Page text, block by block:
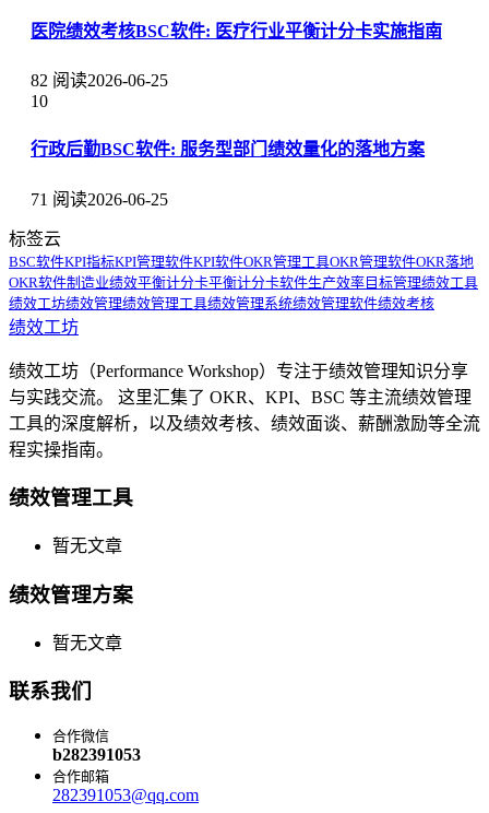
医院绩效考核BSC软件: 医疗行业平衡计分卡实施指南
82 阅读2026-06-25
10
行政后勤BSC软件: 服务型部门绩效量化的落地方案
71 阅读2026-06-25
标签云
BSC软件KPI指标KPI管理软件KPI软件OKR管理工具OKR管理软件OKR落地
OKR软件制造业绩效平衡计分卡平衡计分卡软件生产效率 目标管理绩效工具
绩效工坊绩效管理绩效管理工具绩效管理系统绩效管理软件绩效考核
绩效工坊
绩效工坊（Performance Workshop）专注于绩效管理知识分享
与实践交流。 这里汇集了 OKR、KPI、BSC 等主流绩效管理
工具的深度解析，以及绩效考核、绩效面谈、薪酬激励等全流
程实操指南。
绩效管理工具
暂无文章
绩效管理方案
暂无文章
联系我们
合作微信
b282391053
合作邮箱
282391053@qq.com